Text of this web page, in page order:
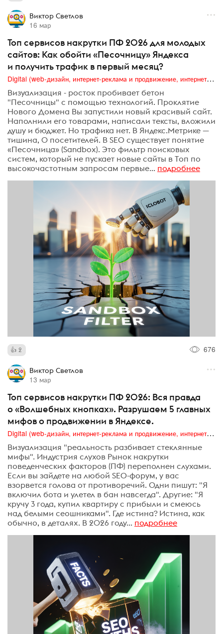
Виктор Светлов
16 мар
Топ сервисов накрутки ПФ 2026 для молодых
сайтов: Как обойти «Песочницу» Яндекса
и получить трафик в первый месяц?
Digital (web-дизайн, интернет-реклама и продвижение, интернет-сообщества и блоги, интернет-коммуникации, мобильный маркетинг, реклама на цифровых экранах)
Визуализация - росток пробивает бетон
"Песочницы" с помощью технологий. Проклятие
Нового Домена Вы запустили новый красивый сайт.
Наполнили его товарами, написали тексты, вложили
душу и бюджет. Но трафика нет. В Яндекс.Метрике —
тишина, 0 посетителей. В SEO существует понятие
«Песочница» (Sandbox). Это фильтр поисковых
систем, который не пускает новые сайты в Топ по
высокочастотным запросам первые... подробнее
2 676
Виктор Светлов
13 мар
Топ сервисов накрутки ПФ 2026: Вся правда
о «Волшебных кнопках». Разрушаем 5 главных
мифов о продвижении в Яндексе.
Digital (web-дизайн, интернет-реклама и продвижение, интернет-сообщества и блоги, интернет-коммуникации, мобильный маркетинг, реклама на цифровых экранах)
Визуализация "реальность разбивает стеклянные
мифы". Индустрия слухов Рынок накрутки
поведенческих факторов (ПФ) переполнен слухами.
Если вы зайдете на любой SEO-форум, у вас
взорвется голова от противоречий. Одни пишут: "Я
включил бота и улетел в бан навсегда". Другие: "Я
кручу 3 года, купил квартиру с прибыли и смеюсь
над белыми сеошниками". Где истина? Истина, как
обычно, в деталях. В 2026 году... подробнее